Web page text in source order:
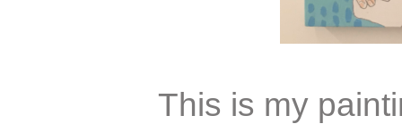
This is my